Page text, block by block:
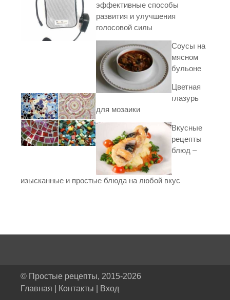
эффективные способы
развития и улучшения
голосовой силы
Соусы на
мясном
бульоне
Цветная
глазурь
для мозаики
Вкусные
рецепты
блюд –
изысканные и простые блюда на любой вкус
© Простые рецепты, 2015-2026
Главная
Контакты Вход